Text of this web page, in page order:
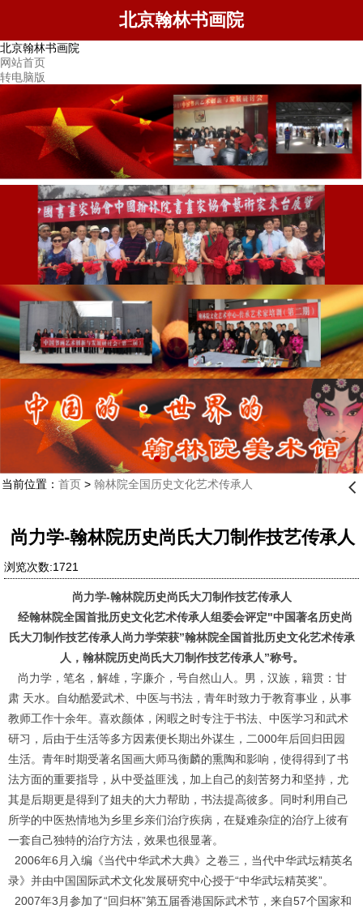
北京翰林书画院
北京翰林书画院
网站首页
转电脑版
当前位置： 首页> 翰林院全国历史文化艺术传承人 󰊒
尚力学-翰林院历史尚氏大刀制作技艺传承人
浏览次数:1721
尚力学-翰林院历史尚氏大刀制作技艺传承人
经翰林院全国首批历史文化艺术传承人组委会评定"中国著名历史尚
氏大刀制作技艺传承人尚力学荣获”翰林院全国首批历史文化艺术传承
人，翰林院历史尚氏大刀制作技艺传承人”称号。
尚力学，笔名，解雄，字廉介，号自然山人。男，汉族，籍贯：甘
肃 天水。自幼酷爱武术、中医与书法，青年时致力于教育事业，从事
教师工作十余年。喜欢颜体，闲暇之时专注于书法、中医学习和武术
研习，后由于生活等多方因素便长期出外谋生，二000年后回归田园
生活。青年时期受著名国画大师马衡麟的熏陶和影响，使得得到了书
法方面的重要指导，从中受益匪浅，加上自己的刻苦努力和坚持，尤
其是后期更是得到了姐夫的大力帮助，书法提高彼多。同时利用自己
所学的中医热情地为乡里乡亲们治疗疾病，在疑难杂症的治疗上彼有
一套自己独特的治疗方法，效果也很显著。
2006年6月入编《当代中华武术大典》之卷三，当代中华武坛精英名
录》并由中国国际武术文化发展研究中心授于“中华武坛精英奖”。
2007年3月参加了“回归杯”第五届香港国际武术节，来自57个国家和